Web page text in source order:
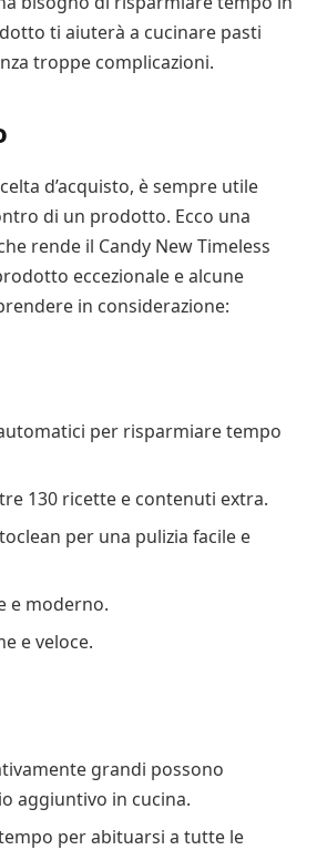
ti aiuterà a cucinare pasti
troppe complicazioni.
d’acquisto, è sempre utile
di un prodotto. Ecco una
rende il Candy New Timeless
eccezionale e alcune
in considerazione:
per risparmiare tempo
130 ricette e contenuti extra.
per una pulizia facile e
e moderno.
e veloce.
grandi possono
aggiuntivo in cucina.
per abituarsi a tutte le